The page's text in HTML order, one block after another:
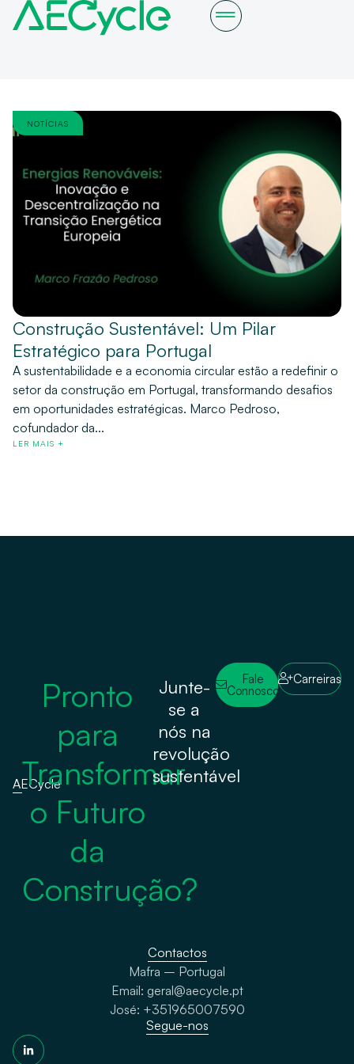
NOTÍCIAS
Construção Sustentável: Um Pilar
Estratégico para Portugal
A sustentabilidade e a economia circular estão a redefinir o
setor da construção em Portugal, transformando desafios
em oportunidades estratégicas. Marco Pedroso,
cofundador da...
LER MAIS +
AECycle
Pronto
para
Transformar
o Futuro
da
Construção?
Junte-
se a
nós na
revolução
sustentável
Fale
Connosco
Carreiras
Contactos
Mafra – Portugal
Email: geral@aecycle.pt
José: +351965007590
Segue-nos